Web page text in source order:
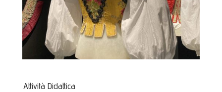
Attività Didattica